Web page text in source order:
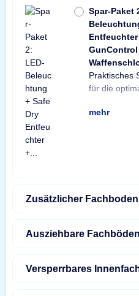
Spar-Paket
Entfeuchter
GunControl
Praktisches
für die
Waffenschranks.
Spar-Paket
einer X-Light
Bewegungssensor,
Safe Dry
Schränke und
sowie einem
Waffenschloss.
Sie
mehr
Zusätzlicher Fachboden
Ausziehbare Fachböden
Versperrbares